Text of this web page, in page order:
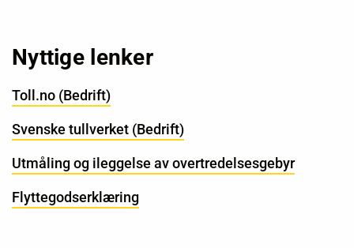
Nyttige lenker
Toll.no (Bedrift)
Svenske tullverket (Bedrift)
Utmåling og ileggelse av overtredelsesgebyr
Flyttegodserklæring